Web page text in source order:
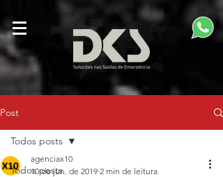
Post
Todos posts
Todos posts
agenciax10
10 de jun. de 2019 2 min de leitura